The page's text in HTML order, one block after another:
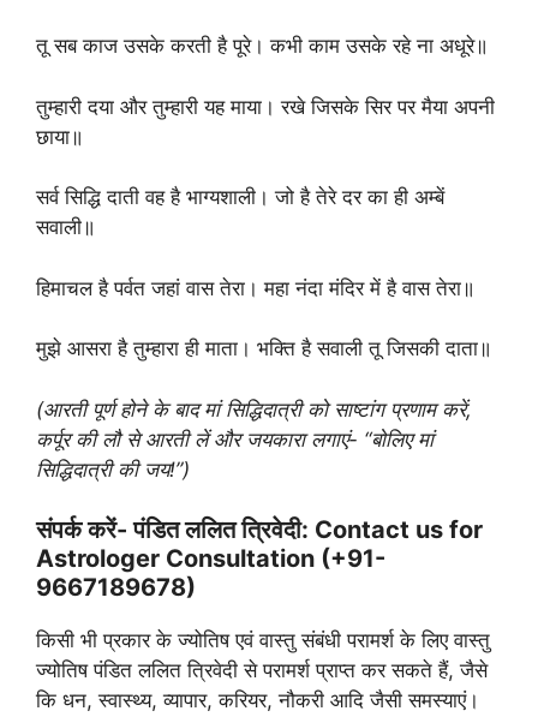
तू सब काज उसके करती है पूरे। कभी काम उसके रहे ना अधूरे॥
तुम्हारी दया और तुम्हारी यह माया। रखे जिसके सिर पर मैया अपनी
छाया॥
सर्व सिद्धि दाती वह है भाग्यशाली। जो है तेरे दर का ही अम्बें
सवाली॥
हिमाचल है पर्वत जहां वास तेरा। महा नंदा मंदिर में है वास तेरा॥
मुझे आसरा है तुम्हारा ही माता। भक्ति है सवाली तू जिसकी दाता॥
(आरती पूर्ण होने के बाद मां सिद्धिदात्री को साष्टांग प्रणाम करें,
कर्पूर की लौ से आरती लें और जयकारा लगाएं- “बोलिए मां
सिद्धिदात्री की जय!”)
संपर्क करें- पंडित ललित त्रिवेदी: Contact us for
Astrologer Consultation (+91-
9667189678)
किसी भी प्रकार के ज्योतिष एवं वास्तु संबंधी परामर्श के लिए वास्तु
ज्योतिष पंडित ललित त्रिवेदी से परामर्श प्राप्त कर सकते हैं, जैसे
कि धन, स्वास्थ्य, व्यापार, करियर, नौकरी आदि जैसी समस्याएं।